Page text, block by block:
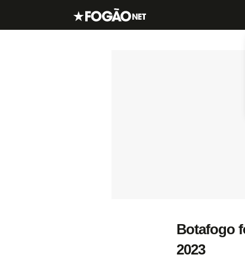
Botafogo
2023